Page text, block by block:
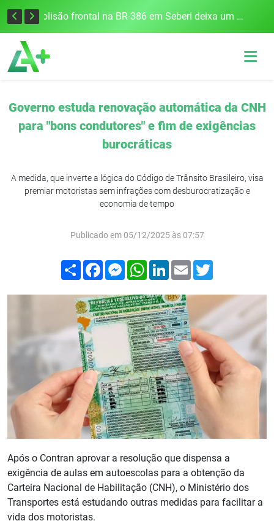
União Frederiquense vence o Gramadense fora de casa e assume a terceira posição na Divisão de Acesso Colisão frontal na BR-386 em Seberi deixa um morto e quatro feridos
Governo estuda renovação automática da CNH
para "bons condutores" e fim de exigências
burocráticas
A medida, que inverte a lógica do Código de Trânsito Brasileiro, visa
premiar motoristas sem infrações com desburocratização e
economia de tempo
Publicado em 05/12/2025 às 07:57
Compartilhar
FacebookMessenger
WhatsApp
LinkedIn
Email
Após o Contran aprovar a resolução que dispensa a
exigência de aulas em autoescolas para a obtenção da
Carteira Nacional de Habilitação (CNH), o Ministério dos
Transportes está estudando outras medidas para facilitar a
vida dos motoristas.